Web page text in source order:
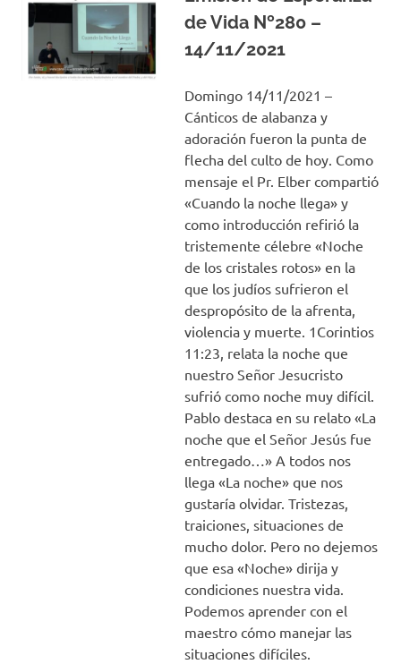
de Vida Nº280 –
14/11/2021
Domingo 14/11/2021 –
Cánticos de alabanza y
adoración fueron la punta de
flecha del culto de hoy. Como
mensaje el Pr. Elber compartió
«Cuando la noche llega» y
como introducción refirió la
tristemente célebre «Noche
de los cristales rotos» en la
que los judíos sufrieron el
despropósito de la afrenta,
violencia y muerte. 1Corintios
11:23, relata la noche que
nuestro Señor Jesucristo
sufrió como noche muy difícil.
Pablo destaca en su relato «La
noche que el Señor Jesús fue
entregado…» A todos nos
llega «La noche» que nos
gustaría olvidar. Tristezas,
traiciones, situaciones de
mucho dolor. Pero no dejemos
que esa «Noche» dirija y
condiciones nuestra vida.
Podemos aprender con el
maestro cómo manejar las
situaciones difíciles.